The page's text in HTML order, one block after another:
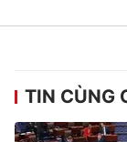
thuận bằng văn
TIN CÙNG